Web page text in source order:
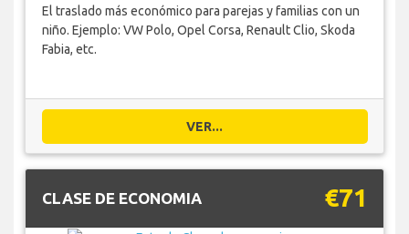
El traslado más económico para parejas y familias con un
niño. Ejemplo: VW Polo, Opel Corsa, Renault Clio, Skoda
Fabia, etc.
VER...
CLASE DE ECONOMIA €71